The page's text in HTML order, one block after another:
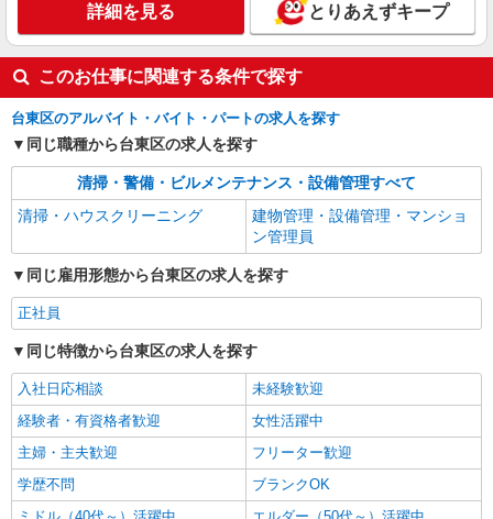
詳細を見る とりあえずキープ
このお仕事に関連する条件で探す
台東区のアルバイト・バイト・パートの求人を探す
同じ職種から台東区の求人を探す
清掃・警備・ビルメンテナンス・設備管理すべて
清掃・ハウスクリーニング
建物管理・設備管理・マンショ
ン管理員
同じ雇用形態から台東区の求人を探す
正社員
同じ特徴から台東区の求人を探す
入社日応相談
未経験歓迎
経験者・有資格者歓迎
女性活躍中
主婦・主夫歓迎
フリーター歓迎
学歴不問
ブランクOK